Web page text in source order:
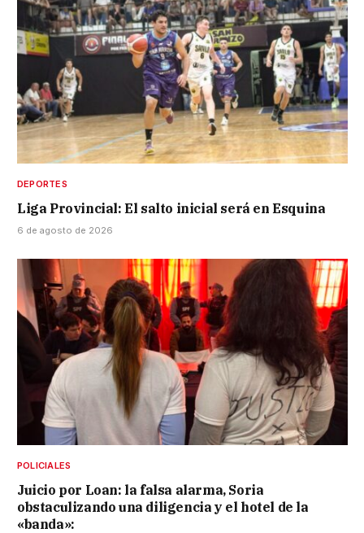
DEPORTES
Liga Provincial: El salto inicial será en Esquina
6 de agosto de 2026
POLICIALES
Juicio por Loan: la falsa alarma, Soria
obstaculizando una diligencia y el hotel de la
«banda»: